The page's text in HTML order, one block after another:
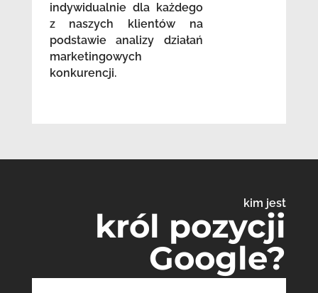
indywidualnie dla każdego
z naszych klientów na
podstawie analizy działań
marketingowych
konkurencji.
kim jest
król pozycji
Google?